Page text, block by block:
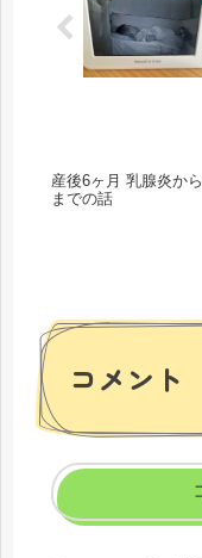
産後6ヶ月 乳腺炎か
までの話
コメント